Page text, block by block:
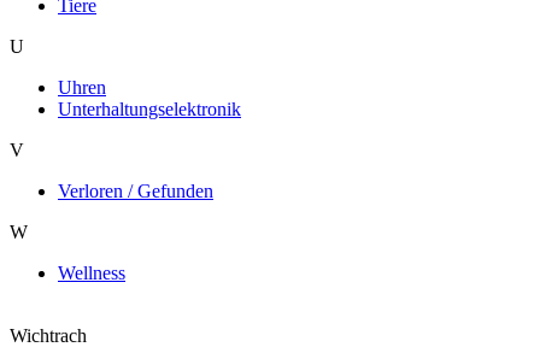
Tiere
U
Uhren
Unterhaltungselektronik
V
Verloren / Gefunden
W
Wellness
Wichtrach